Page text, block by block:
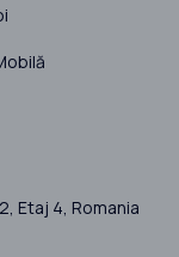
Etaj 4, Romania